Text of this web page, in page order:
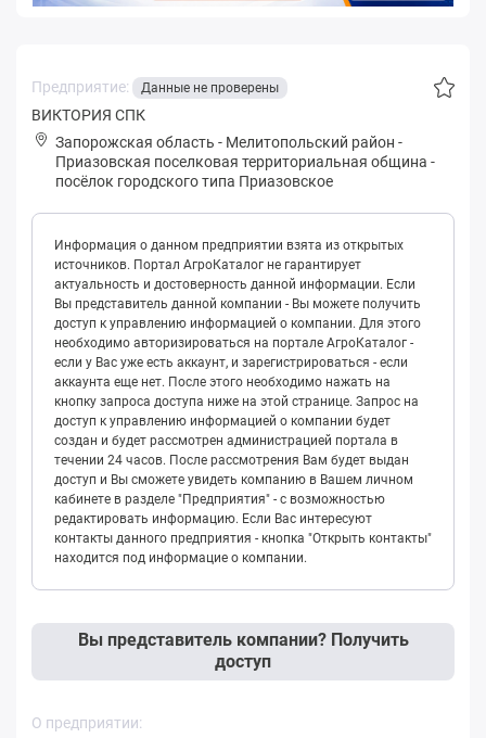
Предприятие: Данные не проверены
ВИКТОРИЯ СПК
Запорожская область - Мелитопольский район -
Пpиaзoвская поселковая территориальная община -
посёлок городского типа Приазовское
Информация о данном предприятии взята из открытых
источников. Портал АгроКаталог не гарантирует
актуальность и достоверность данной информации. Если
Вы представитель данной компании - Вы можете получить
доступ к управлению информацией о компании. Для этого
необходимо авторизироваться на портале АгроКаталог -
если у Вас уже есть аккаунт, и зарегистрироваться - если
аккаунта еще нет. После этого необходимо нажать на
кнопку запроса доступа ниже на этой странице. Запрос на
доступ к управлению информацией о компании будет
создан и будет рассмотрен администрацией портала в
течении 24 часов. После рассмотрения Вам будет выдан
доступ и Вы сможете увидеть компанию в Вашем личном
кабинете в разделе "Предприятия" - с возможностью
редактировать информацию. Если Вас интересуют
контакты данного предприятия - кнопка "Открыть контакты"
находится под информацие о компании.
Вы представитель компании? Получить
доступ
О предприятии: